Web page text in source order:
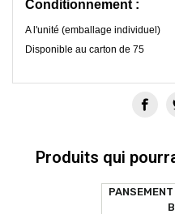
Conditionnement :
A l'unité (emballage individuel)
Disponible au carton de 75
Produits qui